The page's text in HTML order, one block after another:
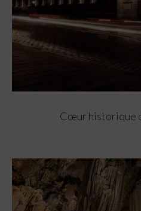
Cœur historique